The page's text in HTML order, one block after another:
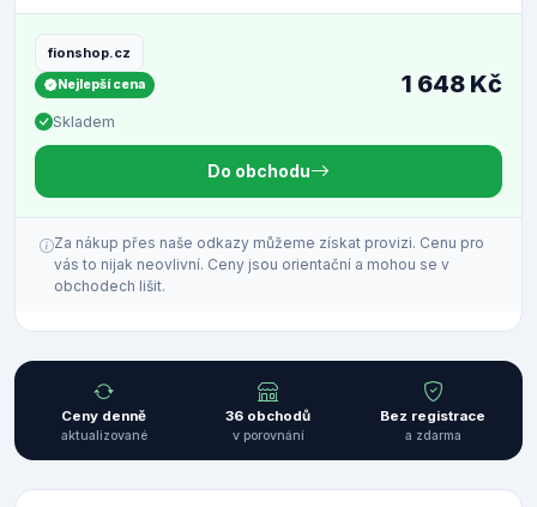
fionshop.cz
Nejlepší cena
Skladem
1 648 Kč
Do obchodu
Za nákup přes naše odkazy můžeme získat provizi. Cenu pro
vás to nijak neovlivní. Ceny jsou orientační a mohou se v
obchodech lišit.
Ceny denně
aktualizované
36 obchodů
v porovnání
Bez registrace
a zdarma